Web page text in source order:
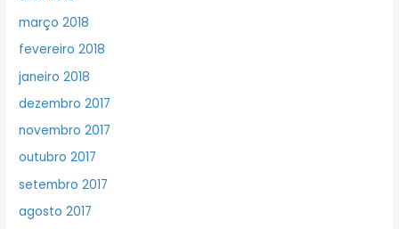
março 2018
fevereiro 2018
janeiro 2018
dezembro 2017
novembro 2017
outubro 2017
setembro 2017
agosto 2017